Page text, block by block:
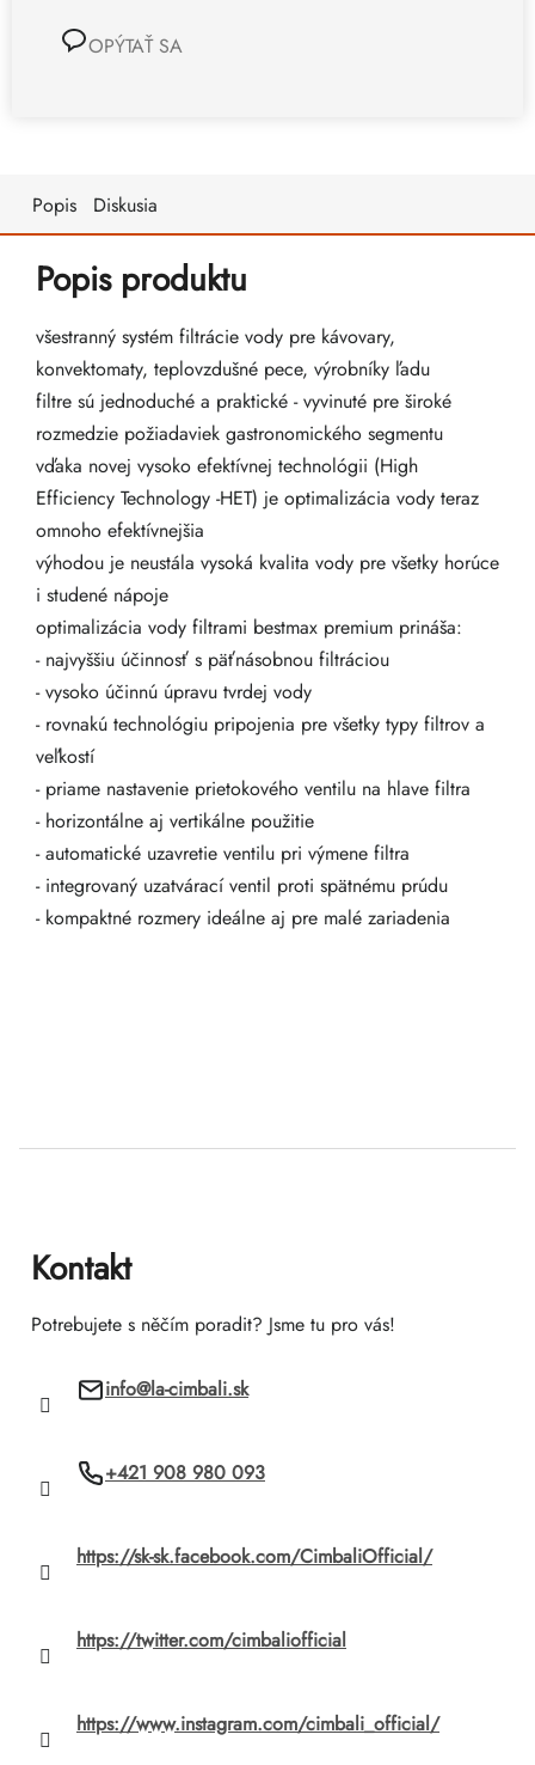
OPÝTAŤ SA
Popis Diskusia
Popis produktu
všestranný systém filtrácie vody pre kávovary,
konvektomaty, teplovzdušné pece, výrobníky ľadu
filtre sú jednoduché a praktické - vyvinuté pre široké
rozmedzie požiadaviek gastronomického segmentu
vďaka novej vysoko efektívnej technológii (High
Efficiency Technology -HET) je optimalizácia vody teraz
omnoho efektívnejšia
výhodou je neustála vysoká kvalita vody pre všetky horúce
i studené nápoje
optimalizácia vody filtrami bestmax premium prináša:
- najvyššiu účinnosť s päťnásobnou filtráciou
- vysoko účinnú úpravu tvrdej vody
- rovnakú technológiu pripojenia pre všetky typy filtrov a
veľkostí
- priame nastavenie prietokového ventilu na hlave filtra
- horizontálne aj vertikálne použitie
- automatické uzavretie ventilu pri výmene filtra
- integrovaný uzatvárací ventil proti spätnému prúdu
- kompaktné rozmery ideálne aj pre malé zariadenia
Kontakt
Potrebujete s něčím poradit? Jsme tu pro vás!
info@la-cimbali.sk
+421 908 980 093
https://sk-sk.facebook.com/CimbaliOfficial/
https://twitter.com/cimbaliofficial
https://www.instagram.com/cimbali_official/